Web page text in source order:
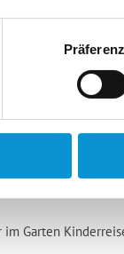
möglich
im Garten